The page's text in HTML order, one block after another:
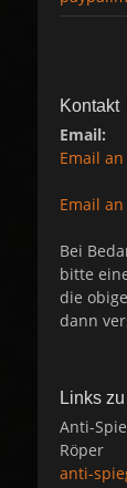
Kontakt
Email:
Email
Email
Bei
bitte
die
dann
Links
Anti-
Röper
anti-